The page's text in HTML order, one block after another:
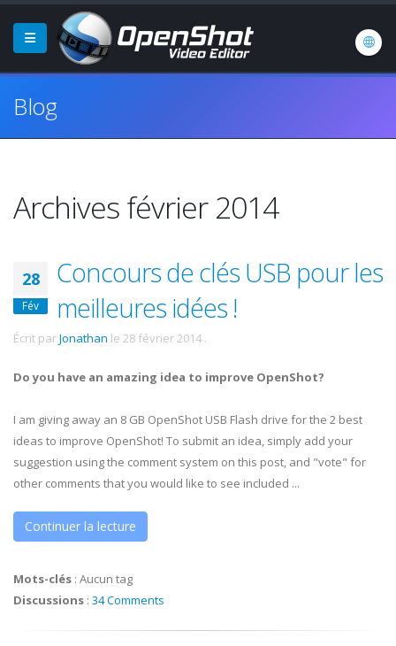
Blog
Archives février 2014
28
Fév
Concours de clés USB pour les
meilleures idées !
Écrit parJonathan le 28 février 2014 .
Do you have an amazing idea to improve OpenShot?
I am giving away an 8 GB OpenShot USB Flash drive for the 2 best
ideas to improve OpenShot! To submit an idea, simply add your
suggestion using the comment system on this post, and "vote" for
other comments that you would like to see included ...
Continuer la lecture
Mots-clés : Aucun tag
Discussions : 34 Comments